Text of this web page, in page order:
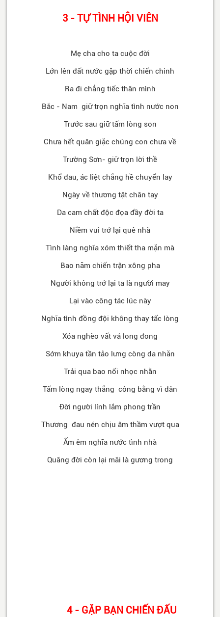
3 - TỰ TÌNH HỘI VIÊN
Mẹ cha cho ta cuộc đời
Lớn lên đất nước gặp thời chiến chinh
Ra đi chẳng tiếc thân mình
Bắc - Nam giữ trọn nghĩa tình nước non
Trước sau giữ tấm lòng son
Chưa hết quân giặc chúng con chưa về
Trường Sơn- giữ trọn lời thề
Khổ đau, ác liệt chẳng hề chuyển lay
Ngày về thương tật chân tay
Da cam chất độc đọa đầy đời ta
Niềm vui trở lại quê nhà
Tình làng nghĩa xóm thiết tha mặn mà
Bao năm chiến trận xông pha
Người không trở lại ta là người may
Lại vào công tác lúc này
Nghĩa tình đồng đội không thay tấc lòng
Xóa nghèo vất vả long đong
Sớm khuya tần tảo lưng còng da nhăn
Trải qua bao nối nhọc nhằn
Tấm lòng ngay thẳng công bằng vì dân
Đời người lính lắm phong trần
Thương đau nén chịu âm thầm vượt qua
Ấm êm nghĩa nước tình nhà
Quãng đời còn lại mãi là gương trong
4 - GẶP BẠN CHIẾN ĐẤU